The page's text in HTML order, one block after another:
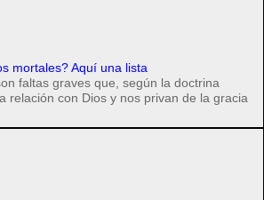
mortales? Aquí una lista
faltas graves que, según la doctrina
relación con Dios y nos privan de la gracia